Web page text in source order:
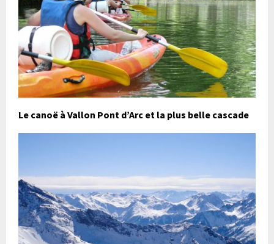
Le canoë à Vallon Pont d’Arc et la plus belle cascade